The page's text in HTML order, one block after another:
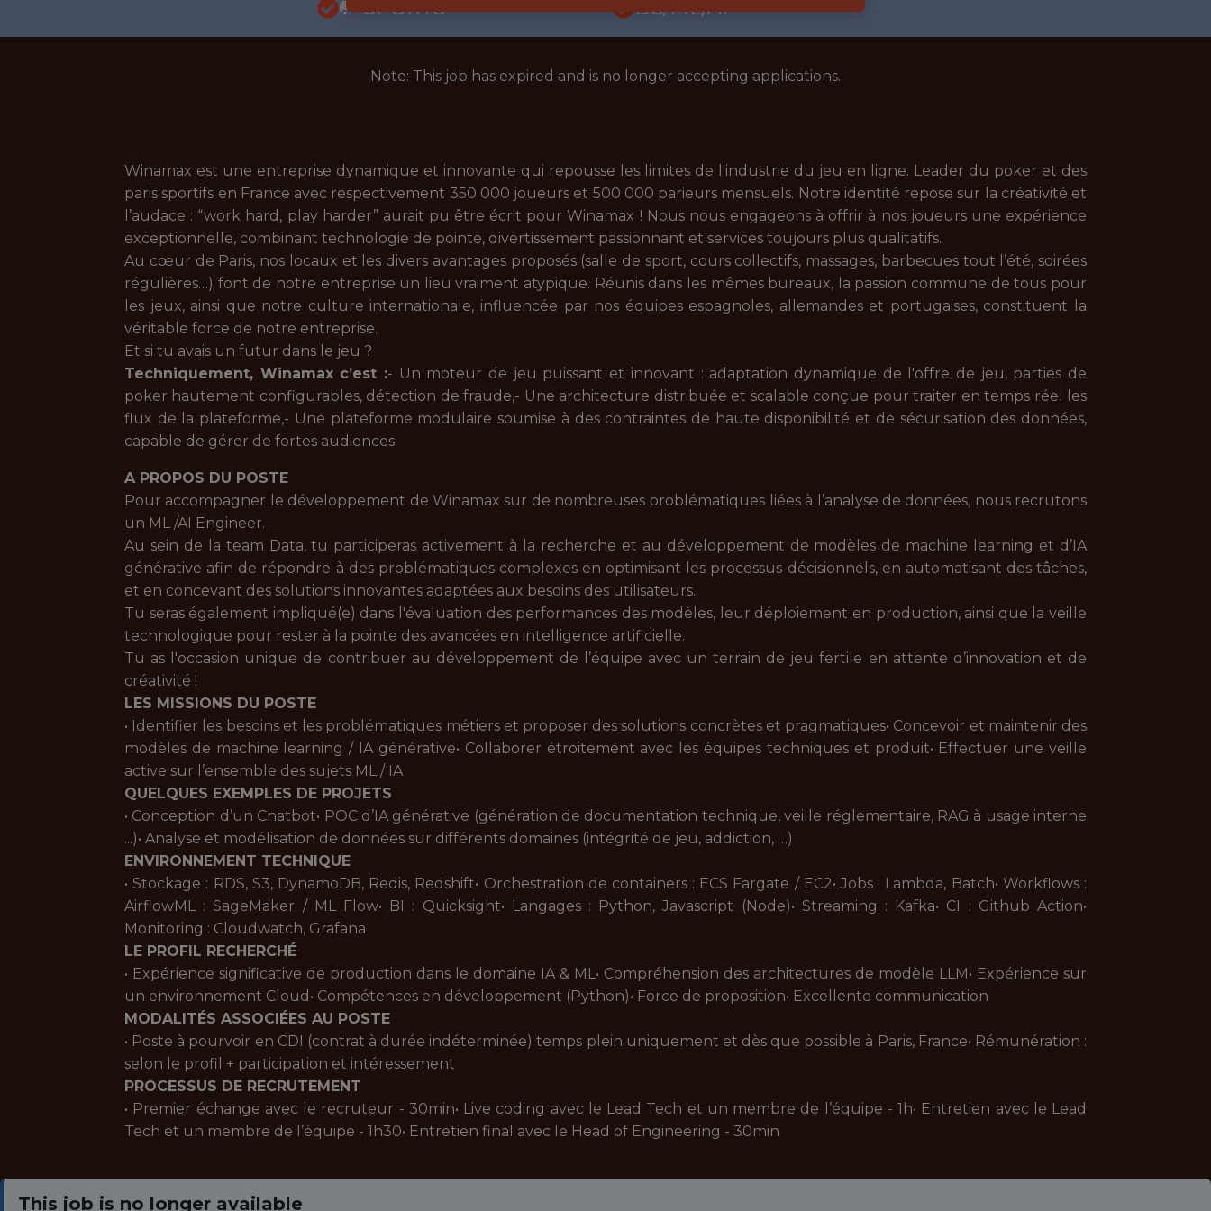
🥅 SPORTS
DS/ML/AI
Note: This job has expired and is no longer accepting applications.
Winamax est une entreprise dynamique et innovante qui repousse les limites de l'industrie du jeu en ligne. Leader du poker et des
paris sportifs en France avec respectivement 350 000 joueurs et 500 000 parieurs mensuels. Notre identité repose sur la créativité et
l’audace : “work hard, play harder” aurait pu être écrit pour Winamax ! Nous nous engageons à offrir à nos joueurs une expérience
exceptionnelle, combinant technologie de pointe, divertissement passionnant et services toujours plus qualitatifs.
Au cœur de Paris, nos locaux et les divers avantages proposés (salle de sport, cours collectifs, massages, barbecues tout l’été, soirées
régulières…) font de notre entreprise un lieu vraiment atypique. Réunis dans les mêmes bureaux, la passion commune de tous pour
les jeux, ainsi que notre culture internationale, influencée par nos équipes espagnoles, allemandes et portugaises, constituent la
véritable force de notre entreprise.
Et si tu avais un futur dans le jeu ?
Techniquement, Winamax c’est :- Un moteur de jeu puissant et innovant : adaptation dynamique de l'offre de jeu, parties de
poker hautement configurables, détection de fraude,- Une architecture distribuée et scalable conçue pour traiter en temps réel les
flux de la plateforme,- Une plateforme modulaire soumise à des contraintes de haute disponibilité et de sécurisation des données,
capable de gérer de fortes audiences.
A PROPOS DU POSTE
Pour accompagner le développement de Winamax sur de nombreuses problématiques liées à l’analyse de données, nous recrutons
un ML /AI Engineer.
Au sein de la team Data, tu participeras activement à la recherche et au développement de modèles de machine learning et d’IA
générative afin de répondre à des problématiques complexes en optimisant les processus décisionnels, en automatisant des tâches,
et en concevant des solutions innovantes adaptées aux besoins des utilisateurs.
Tu seras également impliqué(e) dans l'évaluation des performances des modèles, leur déploiement en production, ainsi que la veille
technologique pour rester à la pointe des avancées en intelligence artificielle.
Tu as l'occasion unique de contribuer au développement de l’équipe avec un terrain de jeu fertile en attente d’innovation et de
créativité !
LES MISSIONS DU POSTE
• Identifier les besoins et les problématiques métiers et proposer des solutions concrètes et pragmatiques• Concevoir et maintenir des
modèles de machine learning / IA générative• Collaborer étroitement avec les équipes techniques et produit• Effectuer une veille
active sur l’ensemble des sujets ML / IA
QUELQUES EXEMPLES DE PROJETS
• Conception d’un Chatbot• POC d’IA générative (génération de documentation technique, veille réglementaire, RAG à usage interne
...)• Analyse et modélisation de données sur différents domaines (intégrité de jeu, addiction, …)
ENVIRONNEMENT TECHNIQUE
• Stockage : RDS, S3, DynamoDB, Redis, Redshift• Orchestration de containers : ECS Fargate / EC2• Jobs : Lambda, Batch• Workflows :
AirflowML : SageMaker / ML Flow• BI : Quicksight• Langages : Python, Javascript (Node)• Streaming : Kafka• CI : Github Action•
Monitoring : Cloudwatch, Grafana
LE PROFIL RECHERCHÉ
• Expérience significative de production dans le domaine IA & ML• Compréhension des architectures de modèle LLM• Expérience sur
un environnement Cloud• Compétences en développement (Python)• Force de proposition• Excellente communication
MODALITÉS ASSOCIÉES AU POSTE
• Poste à pourvoir en CDI (contrat à durée indéterminée) temps plein uniquement et dès que possible à Paris, France• Rémunération :
selon le profil + participation et intéressement
PROCESSUS DE RECRUTEMENT
• Premier échange avec le recruteur - 30min• Live coding avec le Lead Tech et un membre de l’équipe - 1h• Entretien avec le Lead
Tech et un membre de l’équipe - 1h30• Entretien final avec le Head of Engineering - 30min
This job is no longer available